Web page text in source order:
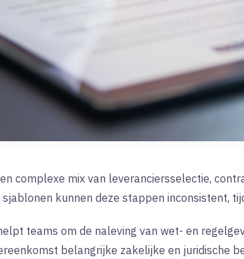
complexe mix van leveranciersselectie,
kunnen deze stappen inconsistent,
teams om de naleving van wet- en
belangrijke zakelijke en juridische